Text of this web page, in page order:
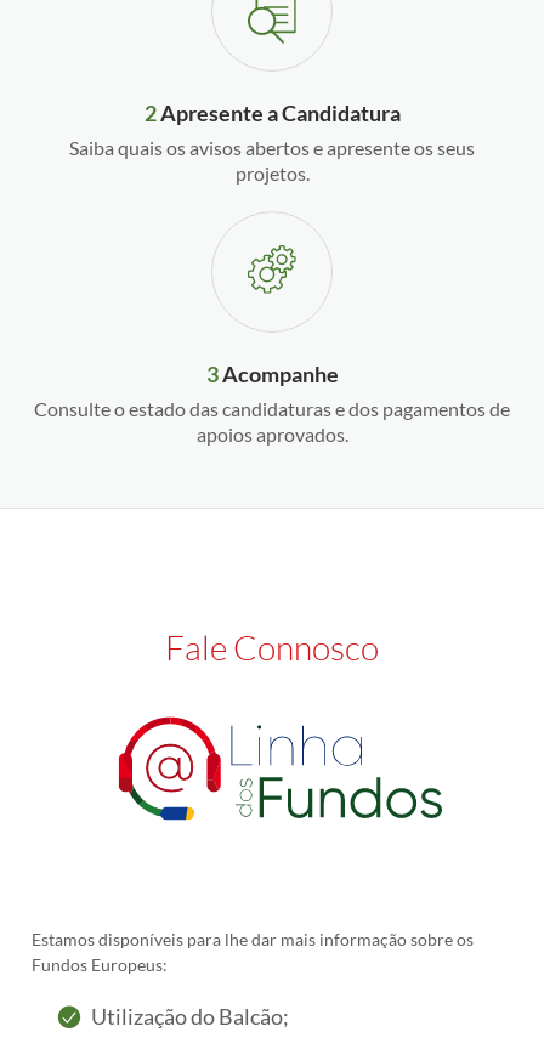
2Apresente a Candidatura
Saiba quais os avisos abertos e apresente os seus
projetos.
3Acompanhe
Consulte o estado das candidaturas e dos pagamentos de
apoios aprovados.
Fale Connosco
Estamos disponíveis para lhe dar mais informação sobre os
Fundos Europeus:
Utilização do Balcão;